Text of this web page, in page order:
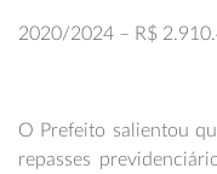
2020/2024 – R$
O Prefeito salientou
repasses